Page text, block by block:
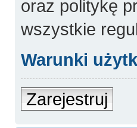
oraz politykę
wszystkie
Warunki
Zarejestruj